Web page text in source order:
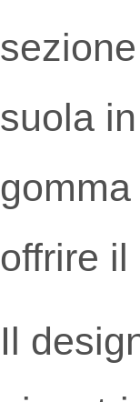
suola
offrire
Il